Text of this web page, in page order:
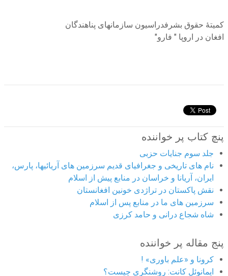
کمیتهٔ حقوق بشرفدراسیون سازمانهای پناهندگان
افغان در اروپا " فارو"
پنچ کتاب پر خواننده
جلد سوم جنایات حزبی
نام های تاریخی و جغرافیای قدیم سرزمین های آریائیها، پارس،
ایران، آریانا و خراسان در منابع پیش از اسلام
نقش پاکستان در تراژدی خونین افغانستان
سرزمین های ما در منابع پس از اسلام
شاه شجاع درانی و حامد کرزی
پنج مقاله پر خواننده
کرونا و «علم باوری» !
ایمانوئل کانت: روشنگری چیست؟